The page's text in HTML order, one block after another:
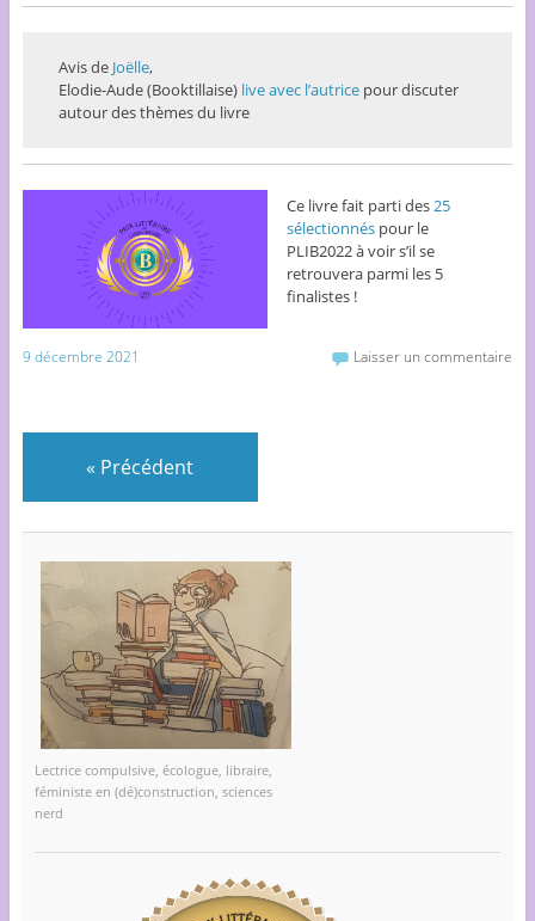
Avis de Joëlle,
Elodie-Aude (Booktillaise) live avec l’autricepour discuter
autour des thèmes du livre
Ce livre fait parti des25
sélectionnés pour le
PLIB2022 à voir s’il se
retrouvera parmi les 5
finalistes !
9 décembre 2021 Laisser un commentaire
« Précédent
Lectrice compulsive, écologue, libraire,
féministe en (dé)construction, sciences
nerd